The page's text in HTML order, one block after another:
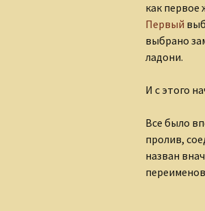
как первое
Первый
выбрано
ладони.
И с этого
Все было
пролив,
назван